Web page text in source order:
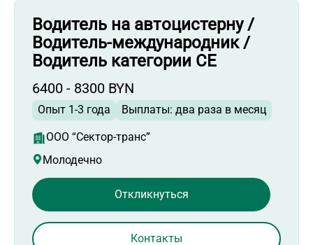
Водитель на автоцистерну /
Водитель-международник /
Водитель категории СЕ
6400 - 8300 BYN
Опыт 1-3 года Выплаты: два раза в месяц
ООО “Сектор-транс”
Молодечно
Откликнуться
Контакты